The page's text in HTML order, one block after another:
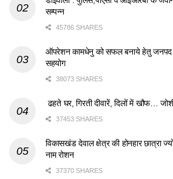
सम्पन्न
45786 SHARES
ऑपरेशन कामधेनु को सफल बनाये हेतु जनपद के
सहयोग
38073 SHARES
ढहते घर, गिरती दीवारें, दिलों में खौफ…
37453 SHARES
विकासखंड देवाल क्षेत्र की होनहार छात्रा
नाम रोशन
37370 SHARES